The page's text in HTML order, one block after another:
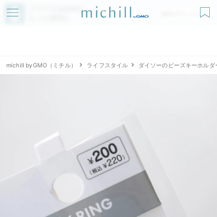
アプリでmichillが
無料ダウンロード
michill byGMO（ミチル） ライフスタイル ダイソーのビーズキーホルダ